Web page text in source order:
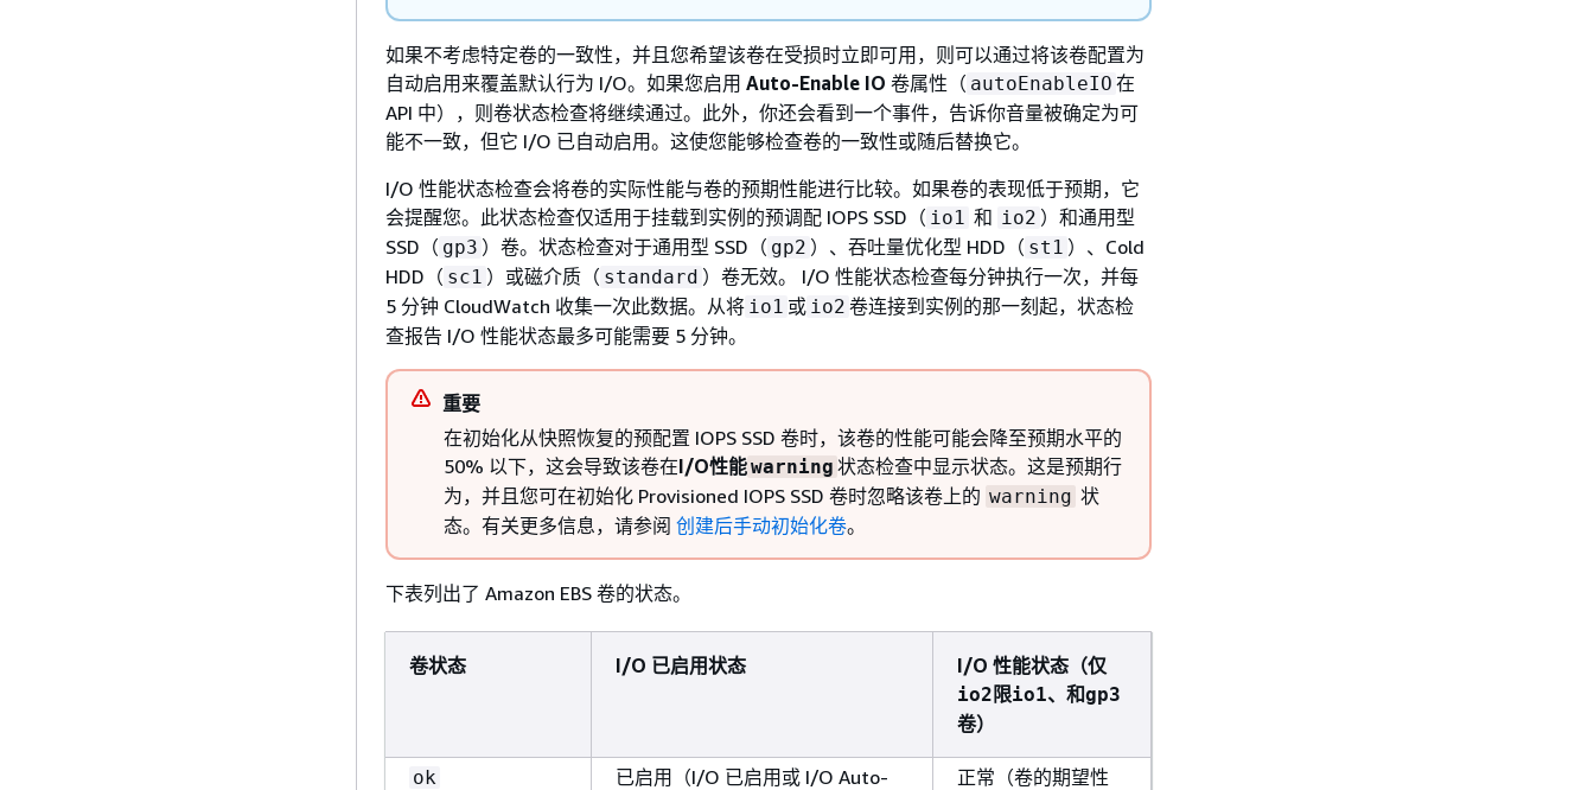
如果不考虑特定卷的一致性，并且您希望该卷在受损时立即可用，则可以通过将该卷配置为
自动启用来覆盖默认行为 I/O。如果您启用 Auto-Enable IO 卷属性（ autoEnableIO 在
API 中），则卷状态检查将继续通过。此外，你还会看到一个事件，告诉你音量被确定为可
能不一致，但它 I/O 已自动启用。这使您能够检查卷的一致性或随后替换它。
I/O 性能状态检查会将卷的实际性能与卷的预期性能进行比较。如果卷的表现低于预期，它
会提醒您。此状态检查仅适用于挂载到实例的预调配 IOPS SSD（ io1 和 io2 ）和通用型
SSD（ gp3 ）卷。状态检查对于通用型 SSD（ gp2 ）、吞吐量优化型 HDD（ st1 ）、Cold
HDD（ sc1 ）或磁介质（ standard ）卷无效。 I/O 性能状态检查每分钟执行一次，并每
5 分钟 CloudWatch 收集一次此数据。从将 io1 或 io2 卷连接到实例的那一刻起，状态检
查报告 I/O 性能状态最多可能需要 5 分钟。
重要
在初始化从快照恢复的预配置 IOPS SSD 卷时，该卷的性能可能会降至预期水平的
50% 以下，这会导致该卷在I/O性能warning 状态检查中显示状态。这是预期行
为，并且您可在初始化 Provisioned IOPS SSD 卷时忽略该卷上的 warning 状
态。有关更多信息，请参阅 创建后手动初始化卷。
下表列出了 Amazon EBS 卷的状态。
卷状态 I/O 已启用状态 I/O 性能状态（仅
io2 限io1、和gp3
卷）
ok
已启用（I/O 已启用或 I/O Auto-
正常（卷的期望性